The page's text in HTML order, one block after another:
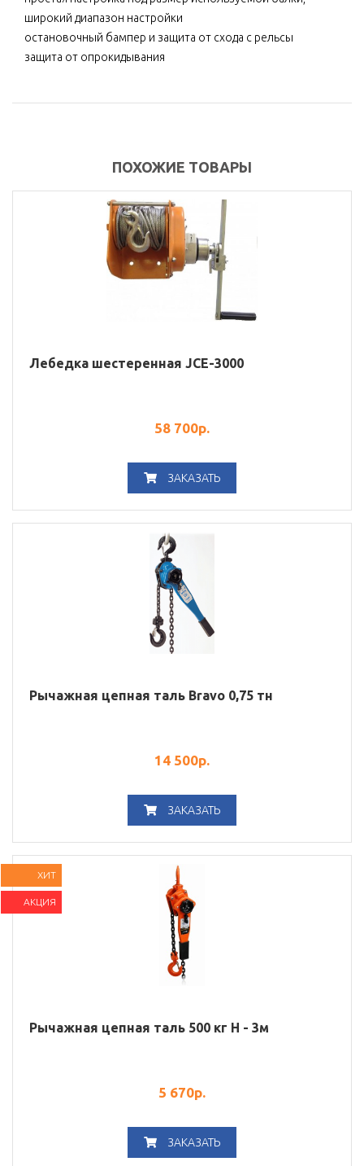
широкий диапазон настройки
остановочный бампер и защита от схода с рельсы
защита от опрокидывания
ПОХОЖИЕ ТОВАРЫ
Лебедка шестеренная JCE-3000
58 700р.
ЗАКАЗАТЬ
Рычажная цепная таль Bravo 0,75 тн
14 500р.
ЗАКАЗАТЬ
ХИТ
АКЦИЯ
Рычажная цепная таль 500 кг Н - 3м
5 670р.
ЗАКАЗАТЬ